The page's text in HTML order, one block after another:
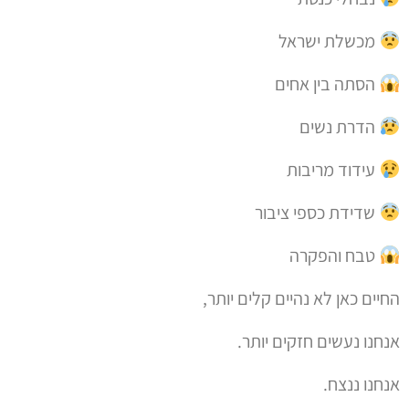
מכשלת ישראל
הסתה בין אחים
הדרת נשים
עידוד מריבות
שדידת כספי ציבור
טבח והפקרה
החיים כאן לא נהיים קלים יותר,
אנחנו נעשים חזקים יותר.
אנחנו ננצח.